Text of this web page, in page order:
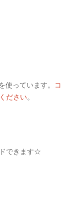
使っています。
コ
ださい。
できます☆